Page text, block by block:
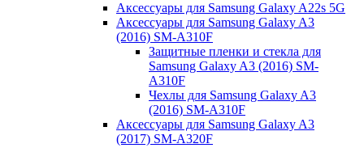
Аксессуары для Samsung Galaxy A22s 5G
Аксессуары для Samsung Galaxy A3
(2016) SM-A310F
Защитные пленки и стекла для
Samsung Galaxy A3 (2016) SM-
A310F
Чехлы для Samsung Galaxy A3
(2016) SM-A310F
Аксессуары для Samsung Galaxy A3
(2017) SM-A320F